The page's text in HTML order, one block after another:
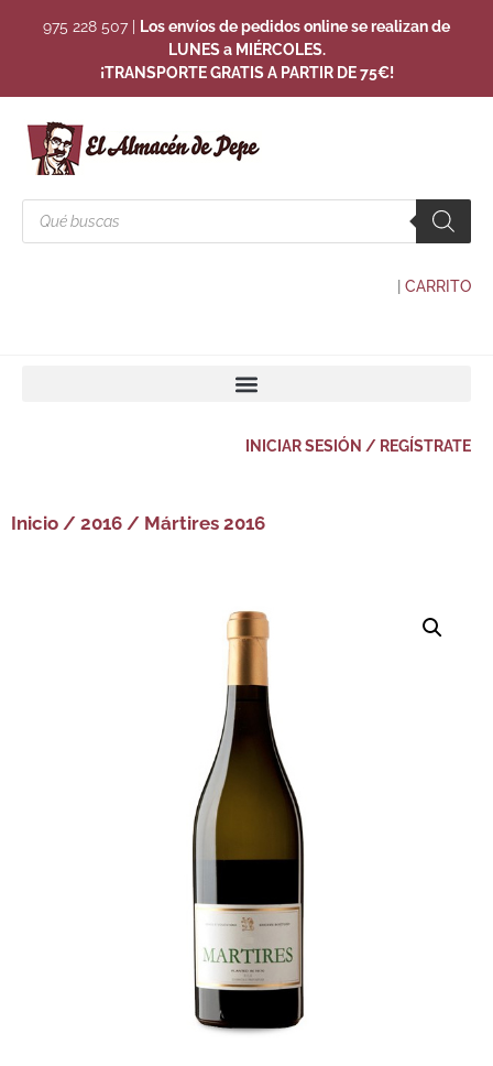
975 228 507
Los envíos de pedidos online se realizan de
LUNES a MIÉRCOLES.
¡TRANSPORTE GRATIS A PARTIR DE 75€!
CARRITO
INICIAR SESIÓN / REGÍSTRATE
Inicio / 2016 / Mártires 2016